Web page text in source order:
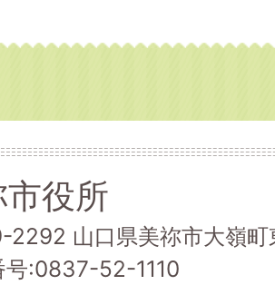
役所
2292 山口県美祢市大嶺
号:0837-52-1110